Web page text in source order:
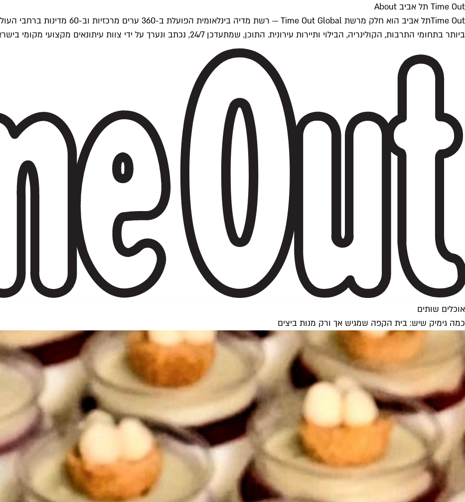
Time Out תל אביב About
ביותר בתחומי התרבות, הקולינריה, הבילוי ותיירות עירונית. התוכן, שמתעדכן 24/7, נכתב ונערך על ידי צוות עיתונאים מקצועי מקומי בישראל, בהתאם לסטנדרטים של Time Out העולמית.
אוכלים שותים
כמה גימיק שיש: בית הקפה שמגיש אך ורק מנות ביצים